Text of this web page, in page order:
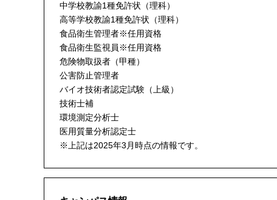
中学校教諭1種免許状（理科）
高等学校教諭1種免許状（理科）
食品衛生管理者※任用資格
食品衛生監視員※任用資格
危険物取扱者（甲種）
公害防止管理者
バイオ技術者認定試験（上級）
技術士補
環境測定分析士
医用質量分析認定士
※上記は2025年3月時点の情報です。